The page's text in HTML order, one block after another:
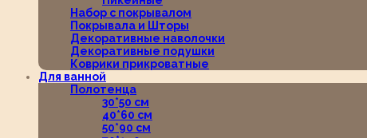
Набор с покрывалом
Покрывала и Шторы
Декоративные наволочки
Декоративные подушки
Коврики прикроватные
Для ванной
Полотенца
30*50 см
40*60 см
50*90 см